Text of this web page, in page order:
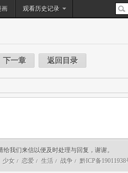
画 观看历史记录
下一章 返回目录
我们来信以便及时处理与回复，谢谢。
少女 / 恋爱 / 生活 / 战争 / 黔ICP备19011938